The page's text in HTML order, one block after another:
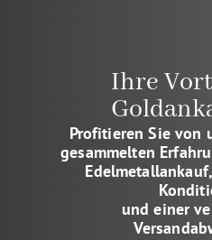
Ihre
Profitieren Sie von
gesammelten
und einer